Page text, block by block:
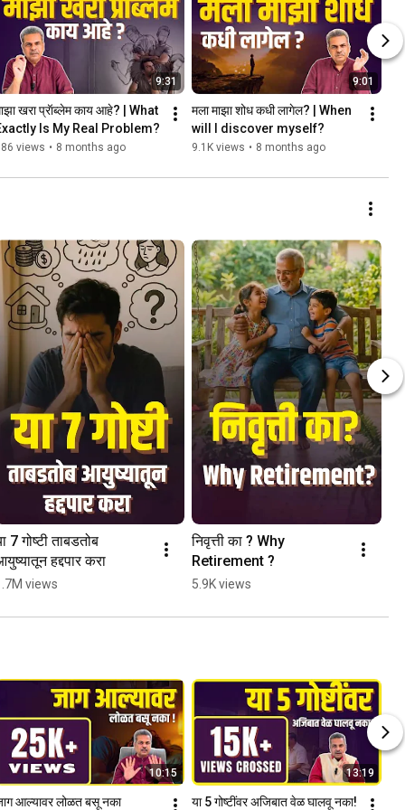
9:31
खरा प्रॅाब्लेम काय आहे? | What
Is My Real Problem?
views • 8 months ago
9:01
मला माझा शोध कधी लागेल? | When
will I discover myself?
9.1K views • 8 months ago
7 गोष्टी ताबडतोब
हद्दपार करा
views
निवृत्ती का ? Why
Retirement ?
5.9K views
10:15
आल्यावर लोळत बसू नका
13:19
या 5 गोष्टींवर अजिबात वेळ घालवू नका!